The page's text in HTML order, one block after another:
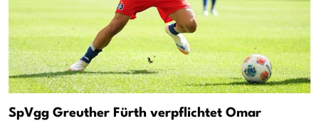
SpVgg Greuther Fürth verpflichtet Omar